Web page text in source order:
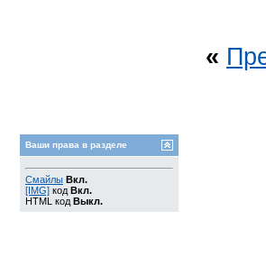
«
Ваши права в разделе
Смайлы Вкл.
[IMG] код Вкл.
HTML код Выкл.